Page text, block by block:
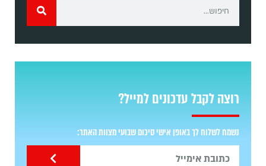
רוצה לקבל עדכונים למייל?
נשמח לשלוח לך באופן אישי סיכום שבועי מצוות האתר: